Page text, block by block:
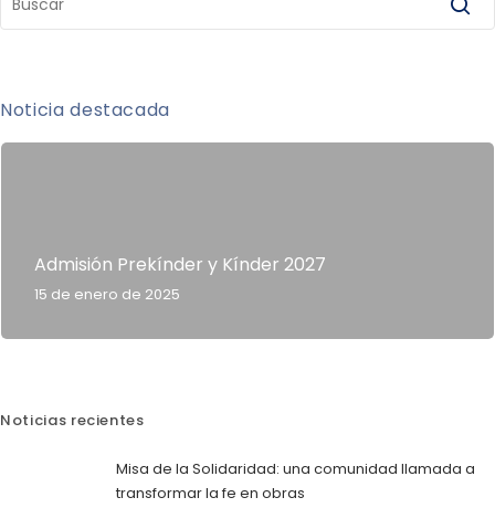
Noticia destacada
Admisión Prekínder y Kínder 2027
15 de enero de 2025
Noticias recientes
Misa de la Solidaridad: una comunidad llamada a
transformar la fe en obras